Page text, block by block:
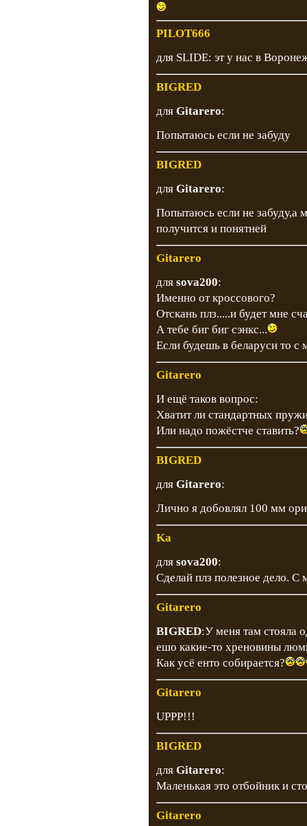
PILOT666
для SLIDE: эт у нас в
BIGRED
для Gitarero:
Попытаюсь если не забуду
BIGRED
для Gitarero:
Попытаюсь если не забуду,а
получится и понятней
Gitarero
для sova200:
Именно от кроссового?
Отскань плз.....и будет мне
А тебе биг биг сэнкс...
Если будешь в беларуси то с
Gitarero
И ещё таков вопрос:
Хватит ли стандартных
Или надо пожёстче ставить?
BIGRED
для Gitarero:
Лично я добовлял 100 мм
Ka
для sova200:
Сделай плз полезное дело. С
Gitarero
BIGRED:У меня там стояла
ешо какие-то хреновины
Как усё енто собирается?
Gitarero
UPPP!!!
BIGRED
для Gitarero:
Маленькая это отбойник и
Gitarero